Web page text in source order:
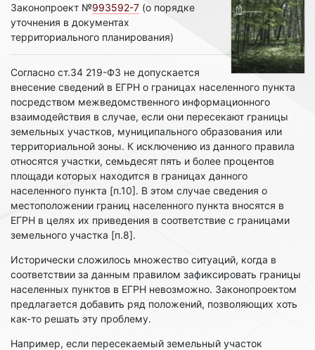
Законопроект №993592-7 (о порядке
уточнения в документах
территориального планирования)
Согласно ст.34 219-ФЗ не допускается
внесение сведений в ЕГРН о границах населенного пункта
посредством межведомственного информационного
взаимодействия в случае, если они пересекают границы
земельных участков, муниципального образования или
территориальной зоны. К исключению из данного правила
относятся участки, семьдесят пять и более процентов
площади которых находится в границах данного
населенного пункта [п.10]. В этом случае сведения о
местоположении границ населенного пункта вносятся в
ЕГРН в целях их приведения в соответствие с границами
земельного участка [п.8].
Исторически сложилось множество ситуаций, когда в
соответствии за данным правилом зафиксировать границы
населенных пунктов в ЕГРН невозможно. Законопроектом
предлагается добавить ряд положений, позволяющих хоть
как-то решать эту проблему.
Например, если пересекаемый земельный участок